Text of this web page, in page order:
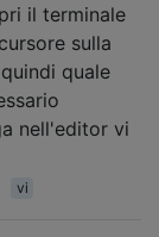
il terminale
sulla
quale
nell'editor vi
vi